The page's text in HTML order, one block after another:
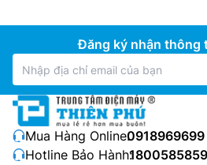
Đăng ký nhận thông
Mua Hàng Online:0918969699
Hotline Bảo Hành:1800585859